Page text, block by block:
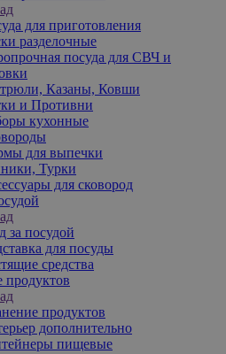
для приготовления
разделочные
посуда для СВЧ и
Казаны, Ковши
и Противни
кухонные
для выпечки
Турки
для сковород
за посудой
для посуды
средства
продуктов
продуктов
дополнительно
пищевые